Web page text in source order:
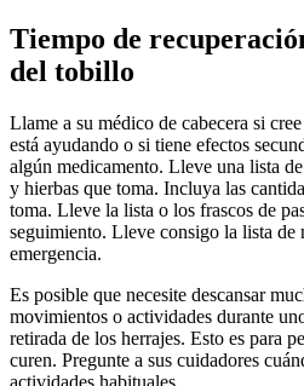
Tiempo de
del tobillo
Llame a su médico de cabecera si
está ayudando o si tiene efectos
algún medicamento. Lleve una lista
y hierbas que toma. Incluya las
toma. Lleve la lista o los frascos de
seguimiento. Lleve consigo la lista de
emergencia.
Es posible que necesite descansar
movimientos o actividades durante
retirada de los herrajes. Esto es para
curen. Pregunte a sus cuidadores
actividades habituales.